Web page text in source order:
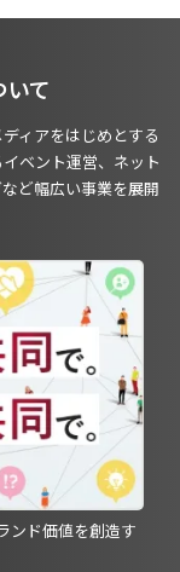
て
ィアをはじめとする
ベント運営、ネット
ど幅広い事業を展開
ンド価値を創造す